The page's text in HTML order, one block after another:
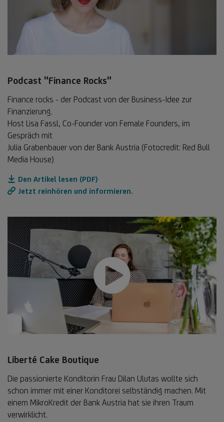
Podcast "Finance Rocks"
Finance rocks - der Podcast von der Business-Idee zur
Finanzierung.
Host Lisa Fassl, Co-Founder von Female Founders, im
Gespräch mit
Julia Grabenbauer von der Bank Austria (Fotocredit: Red Bull
Media House)
Den Artikel lesen (PDF)
Jetzt reinhören und informieren.
Liberté Cake Boutique
Die passionierte Konditorin Frau Dilan Ulutas wollte sich
schon immer mit einer Konditorei selbständig machen. Mit
einem MikroKredit der Bank Austria hat sie ihren Traum
verwirklicht.